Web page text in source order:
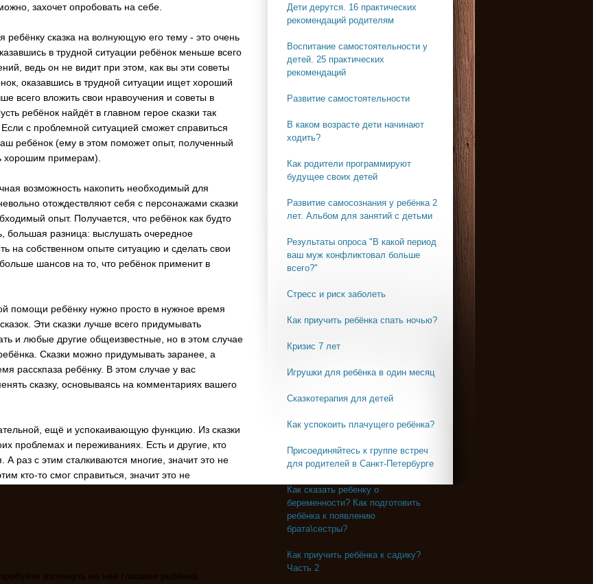
захочет опробовать на себе.
ребёнку сказка на волнующую его тему - это очень
в трудной ситуации ребёнок меньше всего
ведь он не видит при этом, как вы эти советы
оказавшись в трудной ситуации ищет хороший
всего вложить свои нравоучения и советы в
ребёнок найдёт в главном герое сказки так
с проблемной ситуацией сможет справиться
ребёнок (ему в этом поможет опыт, полученный
хорошим примерам).
возможность накопить необходимый для
отождествляют себя с персонажами сказки
опыт. Получается, что ребёнок как будто
большая разница: выслушать очередное
на собственном опыте ситуацию и сделать свои
шансов на то, что ребёнок применит в
помощи ребёнку нужно просто в нужное время
Эти сказки лучше всего придумывать
и любые другие общеизвестные, но в этом случае
Сказки можно придумывать заранее, а
расскпаза ребёнку. В этом случае у вас
сказку, основываясь на комментариях вашего
ещё и успокаивающую функцию. Из сказки
проблемах и переживаниях. Есть и другие, кто
раз с этим сталкиваются многие, значит это не
кто-то смог справиться, значит это не
взглянуть на неё глазами ребёнка.
Дети дерутся. 16 практических
рекомендаций родителям
Воспитание самостоятельности у
детей. 25 практических
рекомендаций
Развитие самостоятельности
В каком возрасте дети начинают
ходить?
Как родители программируют
будущее своих детей
Развитие самосознания у ребёнка 2
лет. Альбом для занятий с детьми
Результаты опроса "В какой период
ваш муж конфликтовал больше
всего?"
Стресс и риск заболеть
Как приучить ребёнка спать ночью?
Кризис 7 лет
Игрушки для ребёнка в один месяц
Сказкотерапия для детей
Как успокоить плачущего ребёнка?
Присоединяйтесь к группе встреч
для родителей в Санкт-Петербурге
Как сказать ребенку о
беременности? Как подготовить
ребёнка к появлению
брата\сестры?
Как приучить ребёнка к садику?
Часть 2